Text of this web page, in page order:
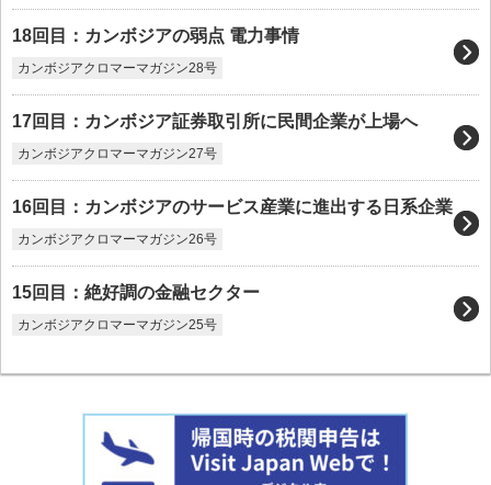
18回目：カンボジアの弱点 電力事情
カンボジアクロマーマガジン28号
17回目：カンボジア証券取引所に民間企業が上場へ
カンボジアクロマーマガジン27号
16回目：カンボジアのサービス産業に進出する日系企業
カンボジアクロマーマガジン26号
15回目：絶好調の金融セクター
カンボジアクロマーマガジン25号